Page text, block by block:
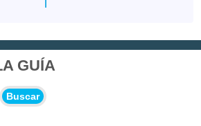
GUÍA
Buscar